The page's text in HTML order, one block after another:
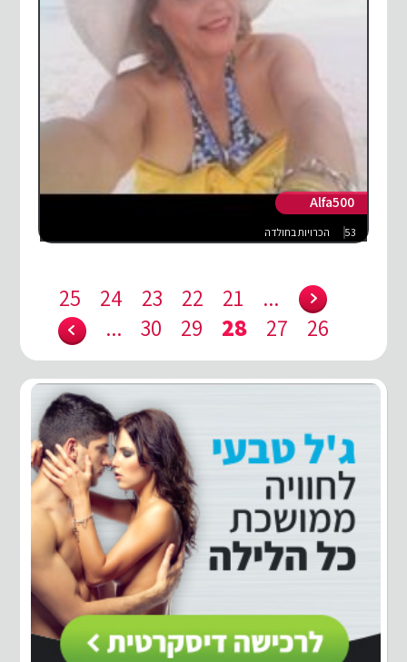
Alfa500
53 הכרויות בחולדה
...
21
22
23
24
25
26
27
28
29
30
...